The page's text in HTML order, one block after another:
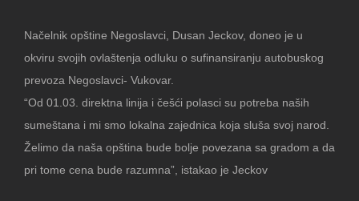
Načelnik opštine Negoslavci, Dusan Jeckov, doneo je u
okviru svojih ovlaštenja odluku o sufinansiranju autobuskog
prevoza Negoslavci- Vukovar.
“Od 01.03. direktna linija i češći polasci su potreba naših
sumeštana i mi smo lokalna zajednica koja sluša svoj narod.
Želimo da naša opština bude bolje povezana sa gradom a da
pri tome cena bude razumna”, istakao je Jeckov